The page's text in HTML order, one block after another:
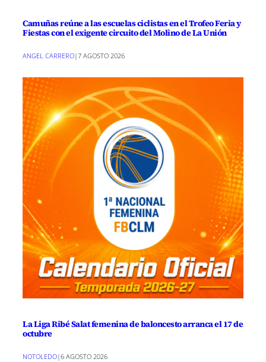
Camuñas reúne a las escuelas ciclistas en el Trofeo Feria y
Fiestas con el exigente circuito del Molino de La Unión
ANGEL CARRERO|7 AGOSTO 2026
La Liga Ribé Salat femenina de baloncesto arranca el 17 de
octubre
NOTOLEDO|6 AGOSTO 2026